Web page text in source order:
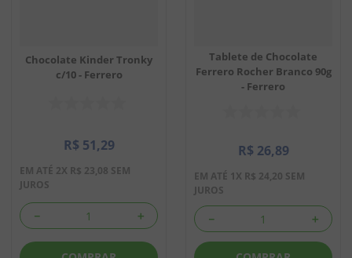
Chocolate Kinder Tronky
c/10 - Ferrero
R$ 51,29
EM ATÉ 2X R$ 23,08 SEM
JUROS
＋
－
Tablete de Chocolate
Ferrero Rocher Branco 90g
- Ferrero
R$ 26,89
EM ATÉ 1X R$ 24,20 SEM
JUROS
＋
－